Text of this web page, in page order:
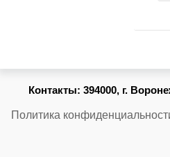
Контакты: 394000, г.
Политика